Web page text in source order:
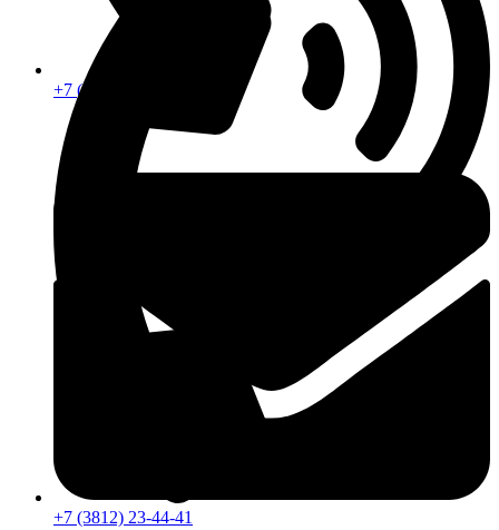
+7 (913) 672-49-54
+7 (3812) 23-44-41